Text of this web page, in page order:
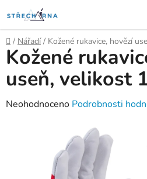
na
obsah
Domů
/ Nářadí / Kožené rukavice, hovězí
Kožené
useň, velikost
Průměrné
Neohodnoceno Podrobnosti